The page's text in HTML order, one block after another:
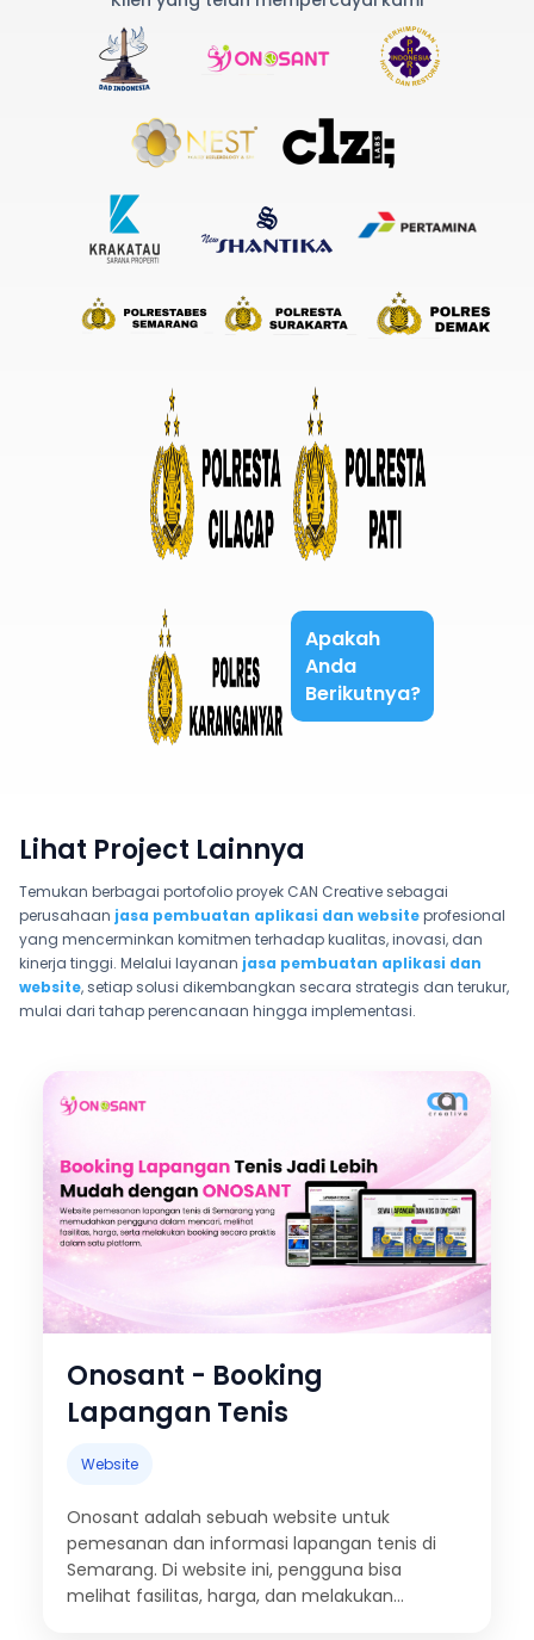
Apakah
Anda
Berikutnya?
Lihat Project Lainnya
Temukan berbagai portofolio proyek CAN Creative sebagai
perusahaan jasa pembuatan aplikasi dan websiteprofesional
yang mencerminkan komitmen terhadap kualitas, inovasi, dan
kinerja tinggi. Melalui layanan jasa pembuatan aplikasi dan
website, setiap solusi dikembangkan secara strategis dan terukur,
mulai dari tahap perencanaan hingga implementasi.
Onosant - Booking
Lapangan Tenis
Website
Onosant adalah sebuah website untuk
pemesanan dan informasi lapangan tenis di
Semarang. Di website ini, pengguna bisa
melihat fasilitas, harga, dan melakukan